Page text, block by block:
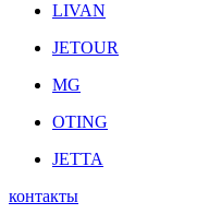
LIVAN
JETOUR
MG
OTING
JETTA
контакты